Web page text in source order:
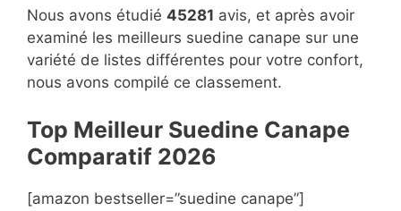
Nous avons étudié 45281 avis, et après avoir
examiné les meilleurs suedine canape sur une
variété de listes différentes pour votre confort,
nous avons compilé ce classement.
Top Meilleur Suedine Canape
Comparatif 2026
[amazon bestseller=”suedine canape”]